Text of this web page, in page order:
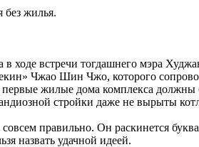
без жилья.
в ходе встречи тогдашнего мэра
Чжао Шин Чжо, которого
жилые дома комплекса должны
стройки даже не вырыты
правильно. Он раскинется
назвать удачной идеей.